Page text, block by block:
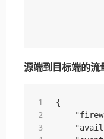
源端到目标端的流
{